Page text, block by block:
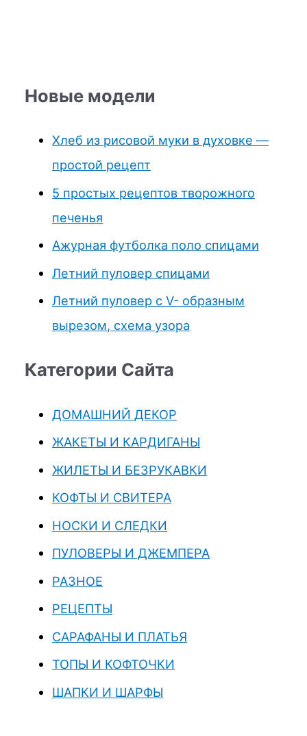
Новые модели
Хлеб из рисовой муки в духовке —
простой рецепт
5 простых рецептов творожного
печенья
Ажурная футболка поло спицами
Летний пуловер спицами
Летний пуловер с V- образным
вырезом, схема узора
Категории Сайта
ДОМАШНИЙ ДЕКОР
ЖАКЕТЫ И КАРДИГАНЫ
ЖИЛЕТЫ И БЕЗРУКАВКИ
КОФТЫ И СВИТЕРА
НОСКИ И СЛЕДКИ
ПУЛОВЕРЫ И ДЖЕМПЕРА
РАЗНОЕ
РЕЦЕПТЫ
САРАФАНЫ И ПЛАТЬЯ
ТОПЫ И КОФТОЧКИ
ШАПКИ И ШАРФЫ